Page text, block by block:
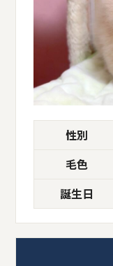
性別
毛色
誕生日